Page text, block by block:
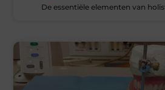
De essentiële elementen van